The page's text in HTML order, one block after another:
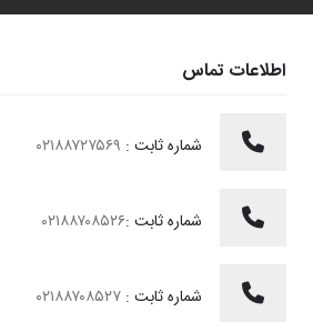
اطلاعات تماس
شماره ثابت :
شماره ثابت :۰۲۱۸۸۷۰۸۵۲۶
شماره ثابت :